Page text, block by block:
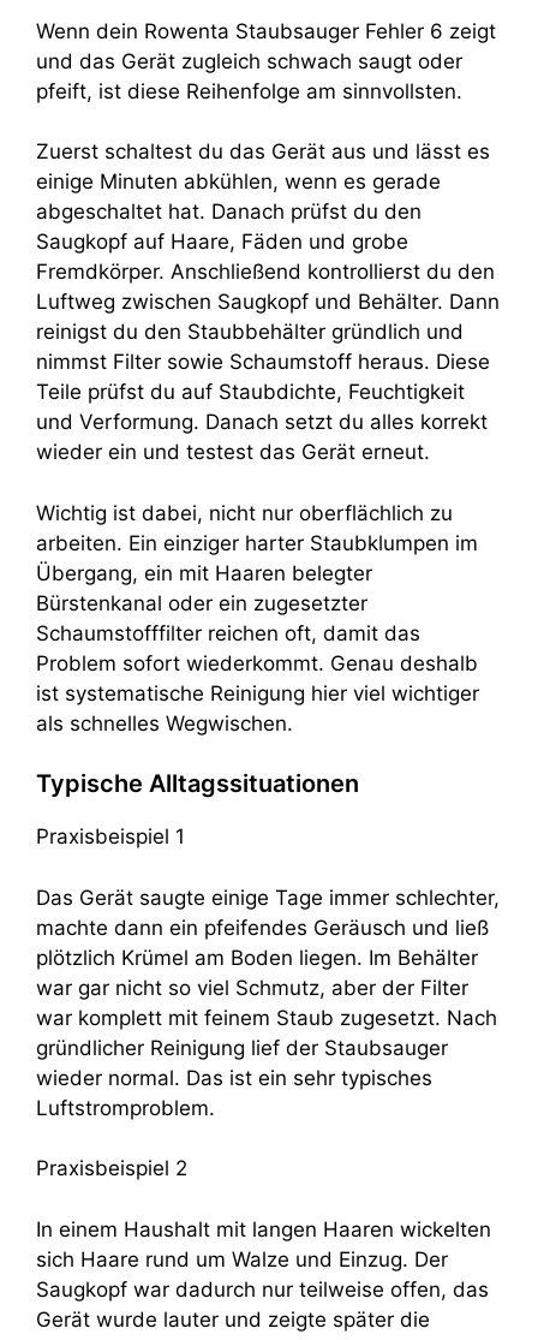
Wenn dein Rowenta Staubsauger Fehler 6 zeigt
und das Gerät zugleich schwach saugt oder
pfeift, ist diese Reihenfolge am sinnvollsten.
Zuerst schaltest du das Gerät aus und lässt es
einige Minuten abkühlen, wenn es gerade
abgeschaltet hat. Danach prüfst du den
Saugkopf auf Haare, Fäden und grobe
Fremdkörper. Anschließend kontrollierst du den
Luftweg zwischen Saugkopf und Behälter. Dann
reinigst du den Staubbehälter gründlich und
nimmst Filter sowie Schaumstoff heraus. Diese
Teile prüfst du auf Staubdichte, Feuchtigkeit
und Verformung. Danach setzt du alles korrekt
wieder ein und testest das Gerät erneut.
Wichtig ist dabei, nicht nur oberflächlich zu
arbeiten. Ein einziger harter Staubklumpen im
Übergang, ein mit Haaren belegter
Bürstenkanal oder ein zugesetzter
Schaumstofffilter reichen oft, damit das
Problem sofort wiederkommt. Genau deshalb
ist systematische Reinigung hier viel wichtiger
als schnelles Wegwischen.
Typische Alltagssituationen
Praxisbeispiel 1
Das Gerät saugte einige Tage immer schlechter,
machte dann ein pfeifendes Geräusch und ließ
plötzlich Krümel am Boden liegen. Im Behälter
war gar nicht so viel Schmutz, aber der Filter
war komplett mit feinem Staub zugesetzt. Nach
gründlicher Reinigung lief der Staubsauger
wieder normal. Das ist ein sehr typisches
Luftstromproblem.
Praxisbeispiel 2
In einem Haushalt mit langen Haaren wickelten
sich Haare rund um Walze und Einzug. Der
Saugkopf war dadurch nur teilweise offen, das
Gerät wurde lauter und zeigte später die